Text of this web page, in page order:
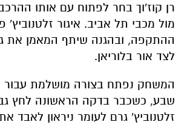
רן קוז'וך בחר לפתוח עם אותו
מול מכבי תל אביב. איגור זלטנוביץ'
ההתקפה, ובהגנה שיתף המאמן את
לצד אור בלוריאן.
המשחק נפתח בצורה מושלמת עבור
שבע, כשכבר בדקה הראשונה לחץ
זלטנוביץ' גרם לעומר ניראון לאבד